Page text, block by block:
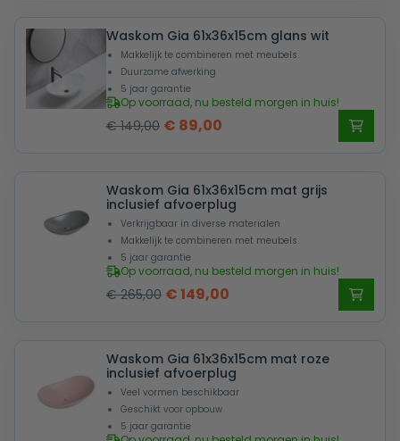
was:
€ 265,00.
is:
€ 149,00.
Waskom Gia 61x36x15cm glans wit
Makkelijk te combineren met meubels
Duurzame afwerking
5 jaar garantie
Op voorraad, nu besteld morgen in huis!
€149,00 Oorspronkelijke
was:
€ 149,00.
€ 89,00
is:
€ 89,00.
Waskom Gia 61x36x15cm mat grijs
inclusief afvoerplug
Verkrijgbaar in diverse materialen
Makkelijk te combineren met meubels
5 jaar garantie
Op voorraad, nu besteld morgen in huis!
€265,00 Oorspronkelijke
was:
€ 265,00.
€149,00
is:
€ 149,00.
Waskom Gia 61x36x15cm mat roze
inclusief afvoerplug
Veel vormen beschikbaar
Geschikt voor opbouw
5 jaar garantie